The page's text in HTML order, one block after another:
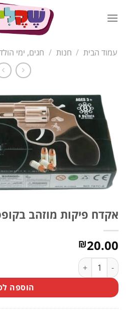
עמוד הבית / חנות / חגים, ימי
אקדח פיקות מוזהב
₪20.00
כמות של אקדח פיקות מוזהב בקופסא
הוספה